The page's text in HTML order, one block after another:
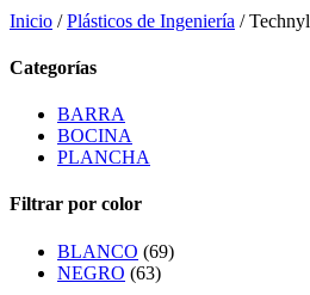
Inicio /Plásticos de Ingeniería / Technyl
Categorías
BARRA
BOCINA
PLANCHA
Filtrar por color
BLANCO (69)
NEGRO (63)